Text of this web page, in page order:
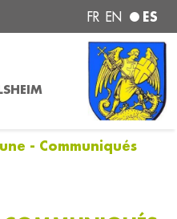
FR EN ES
- Communiqués